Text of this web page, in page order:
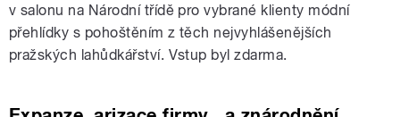
v salonu na Národní třídě pro vybrané klienty módní
přehlídky s pohoštěním z těch nejvyhlášenějších
pražských lahůdkářství. Vstup byl zdarma.